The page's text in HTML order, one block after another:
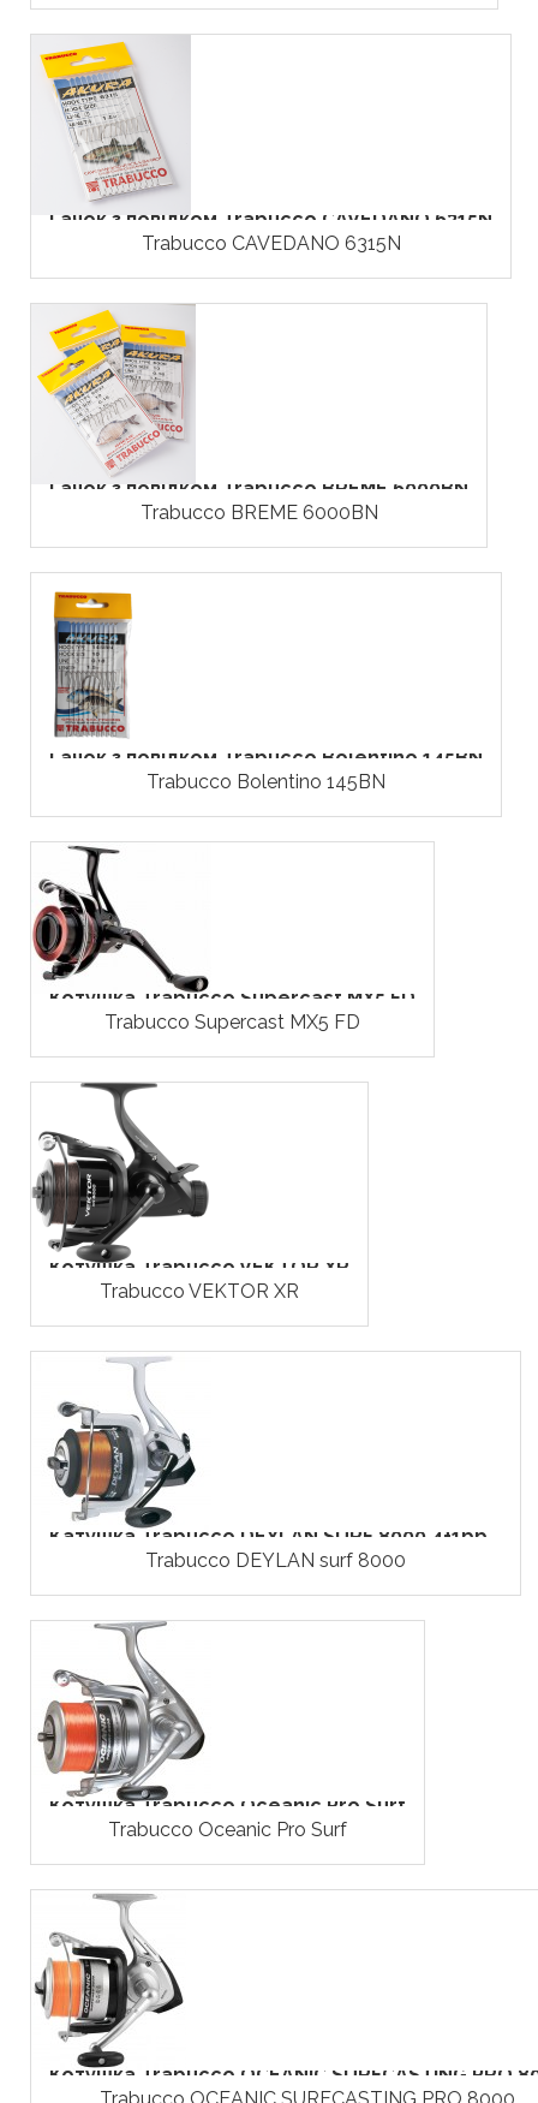
Гачок з повідком Trabucco CAVEDANO 6315N
Trabucco CAVEDANO 6315N
Гачок з повідком Trabucco BREME 6000BN
Trabucco BREME 6000BN
Гачок з повідком Trabucco Bolentino 145BN
Trabucco Bolentino 145BN
Котушка Trabucco Supercast MX5 FD
Trabucco Supercast MX5 FD
Котушка Trabucco VEKTOR XR
Trabucco VEKTOR XR
Катушка Trabucco DEYLAN SURF 8000 4+1bb...
Trabucco DEYLAN surf 8000
Котушка Trabucco Oceanic Pro Surf
Trabucco Oceanic Pro Surf
Котушка Trabucco OCEANIC SURFCASTING PRO